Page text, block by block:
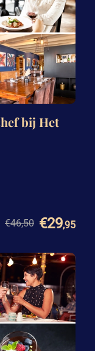
bij Het
€46,50 €29,95